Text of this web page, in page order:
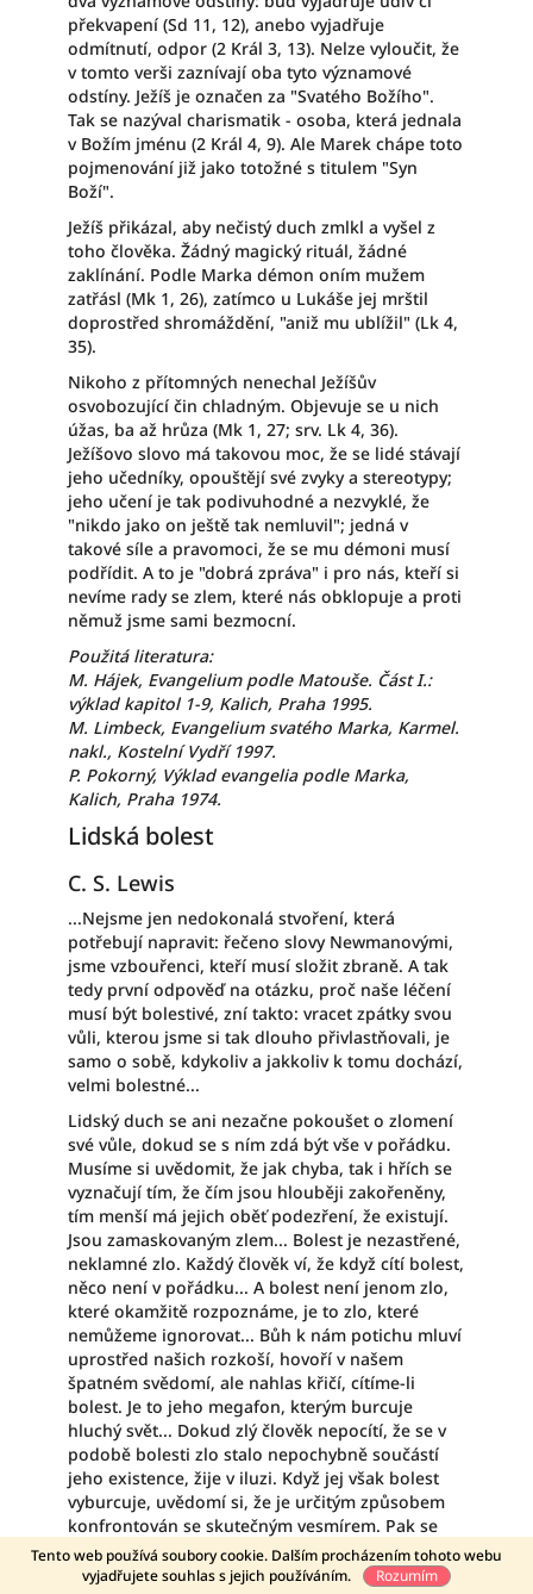
Tento web používá soubory cookie. Dalším procházením tohoto webu
vyjadřujete souhlas s jejich používáním.
Rozumím
Doprava zdarma od 750 Kč
překvapení (Sd 11, 12), anebo vyjadřuje
odmítnutí, odpor (2 Král 3, 13). Nelze vyloučit, že
v tomto verši zaznívají oba tyto významové
odstíny. Ježíš je označen za "Svatého Božího".
Tak se nazýval charismatik - osoba, která jednala
v Božím jménu (2 Král 4, 9). Ale Marek chápe toto
pojmenování již jako totožné s titulem "Syn
Boží".
Ježíš přikázal, aby nečistý duch zmlkl a vyšel z
toho člověka. Žádný magický rituál, žádné
zaklínání. Podle Marka démon oním mužem
zatřásl (Mk 1, 26), zatímco u Lukáše jej mrštil
doprostřed shromáždění, "aniž mu ublížil" (Lk 4,
35).
Nikoho z přítomných nenechal Ježíšův
osvobozující čin chladným. Objevuje se u nich
úžas, ba až hrůza (Mk 1, 27; srv. Lk 4, 36).
Ježíšovo slovo má takovou moc, že se lidé stávají
jeho učedníky, opouštějí své zvyky a stereotypy;
jeho učení je tak podivuhodné a nezvyklé, že
"nikdo jako on ještě tak nemluvil"; jedná v
takové síle a pravomoci, že se mu démoni musí
podřídit. A to je "dobrá zpráva" i pro nás, kteří si
nevíme rady se zlem, které nás obklopuje a proti
němuž jsme sami bezmocní.
Použitá literatura:
M. Hájek, Evangelium podle Matouše. Část I.:
výklad kapitol 1-9, Kalich, Praha 1995.
M. Limbeck, Evangelium svatého Marka, Karmel.
nakl., Kostelní Vydří 1997.
P. Pokorný, Výklad evangelia podle Marka,
Kalich, Praha 1974.
Lidská bolest
C. S. Lewis
...Nejsme jen nedokonalá stvoření, která
potřebují napravit: řečeno slovy Newmanovými,
jsme vzbouřenci, kteří musí složit zbraně. A tak
tedy první odpověď na otázku, proč naše léčení
musí být bolestivé, zní takto: vracet zpátky svou
vůli, kterou jsme si tak dlouho přivlastňovali, je
samo o sobě, kdykoliv a jakkoliv k tomu dochází,
velmi bolestné...
Lidský duch se ani nezačne pokoušet o zlomení
své vůle, dokud se s ním zdá být vše v pořádku.
Musíme si uvědomit, že jak chyba, tak i hřích se
vyznačují tím, že čím jsou hlouběji zakořeněny,
tím menší má jejich oběť podezření, že existují.
Jsou zamaskovaným zlem... Bolest je nezastřené,
neklamné zlo. Každý člověk ví, že když cítí bolest,
něco není v pořádku... A bolest není jenom zlo,
které okamžitě rozpoznáme, je to zlo, které
nemůžeme ignorovat... Bůh k nám potichu mluví
uprostřed našich rozkoší, hovoří v našem
špatném svědomí, ale nahlas křičí, cítíme-li
bolest. Je to jeho megafon, kterým burcuje
hluchý svět... Dokud zlý člověk nepocítí, že se v
podobě bolesti zlo stalo nepochybně součástí
jeho existence, žije v iluzi. Když jej však bolest
vyburcuje, uvědomí si, že je určitým způsobem
konfrontován se skutečným vesmírem. Pak se
buď vzbouří (a zde je možné, že mu bude celý
problém jasnější a že bude později cítit